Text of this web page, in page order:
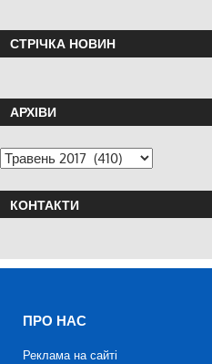
СТРІЧКА НОВИН
АРХІВИ
КОНТАКТИ
ПРО НАС
Реклама на сайті